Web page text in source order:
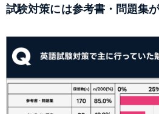
試験対策には参考書・問題集